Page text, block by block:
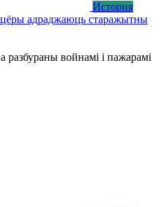
История
адраджаюць старажытны
разбураны войнамі і пажарамі